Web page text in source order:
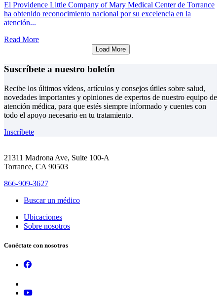
El Providence Little Company of Mary Medical Center de Torrance
ha obtenido reconocimiento nacional por su excelencia en la
atención...
Read More
Load More
Suscríbete a nuestro boletín
Recibe los últimos vídeos, artículos y consejos útiles sobre salud,
novedades importantes y opiniones de expertos de nuestro equipo de
atención médica, para que estés siempre informado y cuentes con
todo el apoyo necesario en tu tratamiento.
Inscríbete
21311 Madrona Ave, Suite 100-A
Torrance, CA 90503
866-909-3627
Buscar un médico
Ubicaciones
Sobre nosotros
Conéctate con nosotros